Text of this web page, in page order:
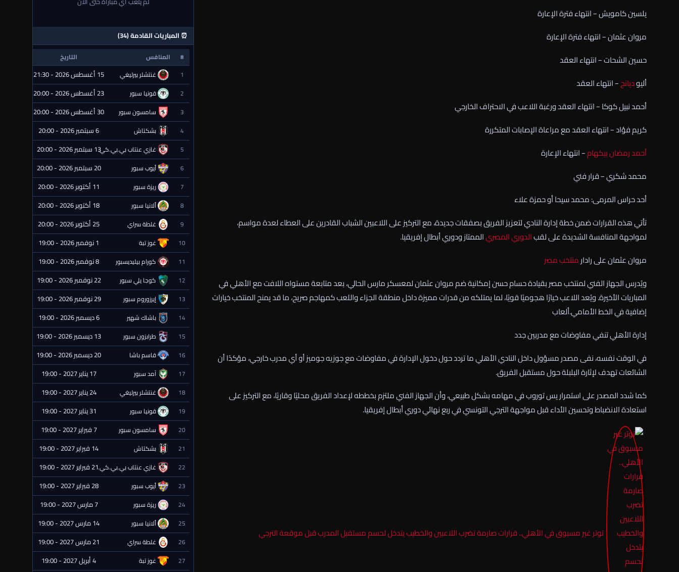
يلسين كامويش – انتهاء فترة الإعارة
مروان عثمان – انتهاء فترة الإعارة
حسين الشحات – انتهاء العقد
أليوديانج– انتهاء العقد
أحمد نبيل كوكا – انتهاء العقد ورغبة اللاعب في الاحتراف الخارجي
كريم فؤاد – انتهاء العقد مع مراعاة الإصابات المتكررة
أحمد رمضان بيكهام– انتهاء الإعارة
محمد شكري – قرار فني
أحد حراس المرمى: محمد سيحا أو حمزة علاء
تأتي هذه القرارات ضمن خطة إدارة النادي لتعزيز الفريق بصفقات جديدة، مع التركيز على اللاعبين الشباب القادرين على العطاء لعدة مواسم،
لمواجهة المنافسة الشديدة على لقبالدوري المصريالممتاز ودوري أبطال إفريقيا.
مروان عثمان على رادارمنتخب مصر
ويُدرس الجهاز الفني لمنتخب مصر بقيادة حسام حسن إمكانية ضم مروان عثمان لمعسكر مارس الحالي، بعد متابعة مستواه اللافت مع الأهلي في
المباريات الأخيرة. ويُعد اللاعب خيارًا هجوميًا قويًا، لما يمتلكه من قدرات مميزة داخل منطقة الجزاء واللعب كمهاجم صريح، ما قد يمنح المنتخب خيارات
إضافية في الخط الأمامي.ألعاب
إدارة الأهلي تنفي مفاوضات مع مدربين جدد
في الوقت نفسه، نفى مصدر مسؤول داخل النادي الأهلي ما تردد حول دخول الإدارة في مفاوضات مع جوزيه جوميز أو أي مدرب خارجي، مؤكدًا أن
الشائعات تهدف لإثارة البلبلة حول مستقبل الفريق.
كما شدد المصدر على استمرار يس توروب في مهامه بشكل طبيعي، وأن الجهاز الفني ملتزم بخططه لإعداد الفريق محليًا وقاريًا، مع التركيز على
استعادة الانضباط وتحسين الأداء قبل مواجهة الترجي التونسي في ربع نهائي دوري أبطال إفريقيا.
توتر غير مسبوق في الأهلي.. قرارات صارمة تضرب اللاعبين والخطيب يتدخل لحسم مستقبل المدرب قبل موقعة الترجي
⏰ المباريات القادمة (34)
# المنافس التاريخ
1
غنتشلر بيرليغي 15 أغسطس 2026 - 21:30
2 قونيا سبور 23 أغسطس 2026 - 20:00
3 سامسون سبور 30 أغسطس 2026 - 20:00
4 بشكتاش 6 سبتمبر 2026 - 20:00
5 غازي عنتاب بي.بي.كي.13 سبتمبر 2026 - 20:00
6 أيوب سبور 20 سبتمبر 2026 - 20:00
7 ريزة سبور 11 أكتوبر 2026 - 20:00
8 ألانيا سبور 18 أكتوبر 2026 - 20:00
9 غلطة سراي 25 أكتوبر 2026 - 20:00
10 غوز تبة 1 نوفمبر 2026 - 19:00
11 كورام بيليديسبور 8 نوفمبر 2026 - 19:00
12 كوجا يلي سبور 22 نوفمبر 2026 - 19:00
13 إيرزوروم سبور 29 نوفمبر 2026 - 19:00
14 باشاك شهير 6 ديسمبر 2026 - 19:00
15 طرابزون سبور 13 ديسمبر 2026 - 19:00
16 قاسم باشا 20 ديسمبر 2026 - 19:00
17 آمد سبور 17 يناير 2027 - 19:00
18 غنتشلر بيرليغي 24 يناير 2027 - 19:00
19 قونيا سبور 31 يناير 2027 - 19:00
20 سامسون سبور 7 فبراير 2027 - 19:00
21 بشكتاش 14 فبراير 2027 - 19:00
22 غازي عنتاب بي.بي.كي.21 فبراير 2027 - 19:00
23 أيوب سبور 28 فبراير 2027 - 19:00
24 ريزة سبور 7 مارس 2027 - 19:00
25 ألانيا سبور 14 مارس 2027 - 19:00
26 غلطة سراي 21 مارس 2027 - 19:00
27 غوز تبة 4 أبريل 2027 - 19:00